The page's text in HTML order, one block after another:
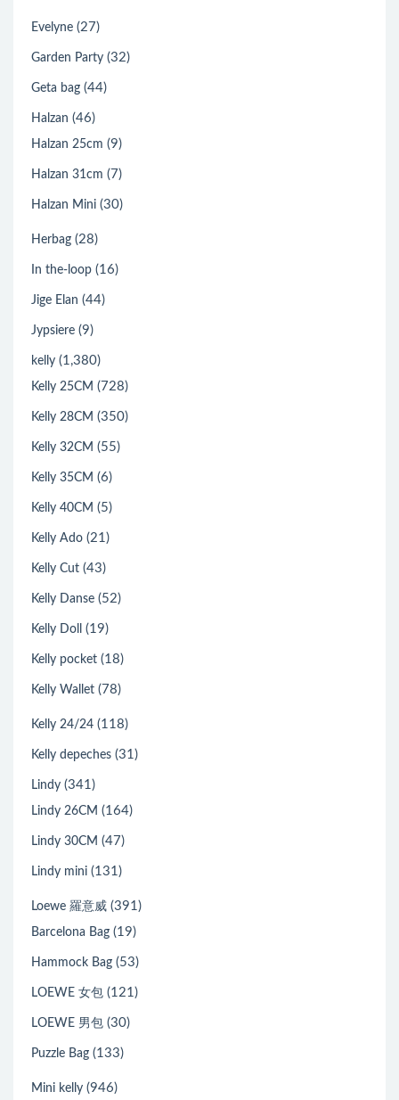
Evelyne (27)
Garden Party (32)
Geta bag (44)
Halzan (46)
Halzan 25cm (9)
Halzan 31cm (7)
Halzan Mini (30)
Herbag (28)
In the-loop (16)
Jige Elan (44)
Jypsiere (9)
kelly (1,380)
Kelly 25CM (728)
Kelly 28CM (350)
Kelly 32CM (55)
Kelly 35CM (6)
Kelly 40CM (5)
Kelly Ado (21)
Kelly Cut (43)
Kelly Danse (52)
Kelly Doll (19)
Kelly pocket (18)
Kelly Wallet (78)
Kelly 24/24 (118)
Kelly depeches (31)
Lindy (341)
Lindy 26CM (164)
Lindy 30CM (47)
Lindy mini (131)
Loewe 羅意威 (391)
Barcelona Bag (19)
Hammock Bag (53)
LOEWE 女包 (121)
LOEWE 男包 (30)
Puzzle Bag (133)
Mini kelly (946)